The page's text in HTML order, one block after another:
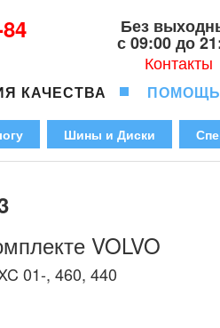
Без
с 09:00 до
Контакты
КАЧЕСТВА
Шины и Диски
VOLVO
01-, 460, 440